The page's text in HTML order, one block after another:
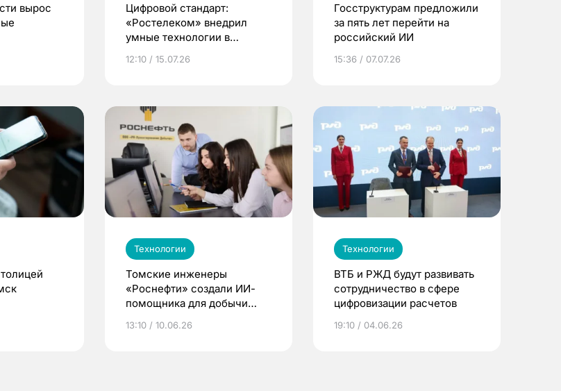
вырос
Цифровой стандарт:
«Ростелеком» внедрил
умные технологии в
12:10 / 15.07.26
Госструктурам предложили
за пять лет перейти на
российский ИИ
15:36 / 07.07.26
Технологии
Томские инженеры
«Роснефти» создали ИИ-
помощника для добычи
13:10 / 10.06.26
Технологии
ВТБ и РЖД будут развивать
сотрудничество в сфере
цифровизации расчетов
19:10 / 04.06.26